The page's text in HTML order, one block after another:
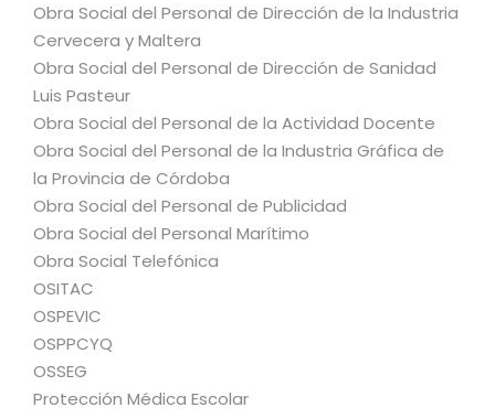
Obra Social del Personal de Dirección de la Industria
Cervecera y Maltera
Obra Social del Personal de Dirección de Sanidad
Luis Pasteur
Obra Social del Personal de la Actividad Docente
Obra Social del Personal de la Industria Gráfica de
la Provincia de Córdoba
Obra Social del Personal de Publicidad
Obra Social del Personal Marítimo
Obra Social Telefónica
OSITAC
OSPEVIC
OSPPCYQ
OSSEG
Protección Médica Escolar